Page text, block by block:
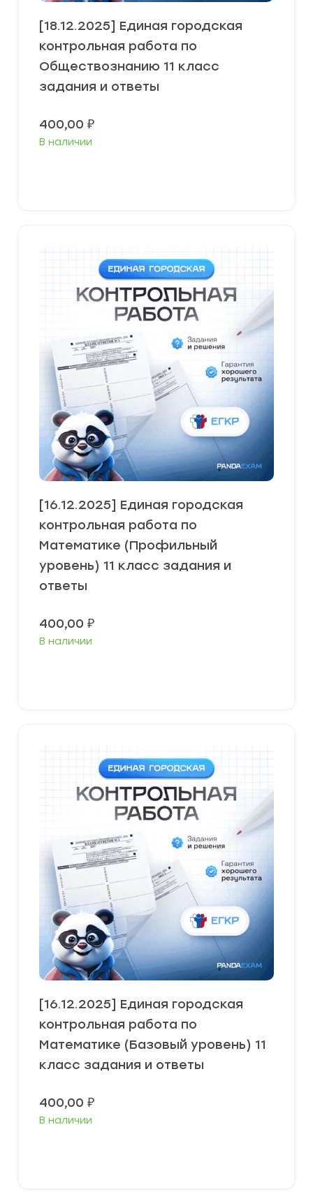
[18.12.2025] Единая городская
контрольная работа по
Обществознанию 11 класс
задания и ответы
400,00 ₽
В наличии
[16.12.2025] Единая городская
контрольная работа по
Математике (Профильный
уровень) 11 класс задания и
ответы
400,00 ₽
В наличии
[16.12.2025] Единая городская
контрольная работа по
Математике (Базовый уровень) 11
класс задания и ответы
400,00 ₽
В наличии